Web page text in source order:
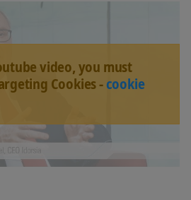
video, you must
Cookies -cookie